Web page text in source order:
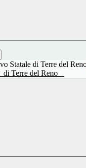
di Terre del Reno